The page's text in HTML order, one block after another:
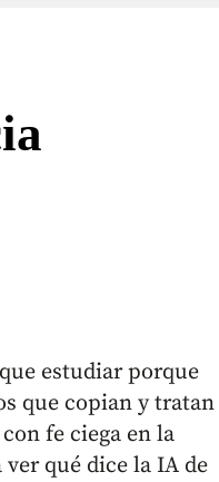
estudiar porque
que copian y tratan
fe ciega en la
qué dice la IA de